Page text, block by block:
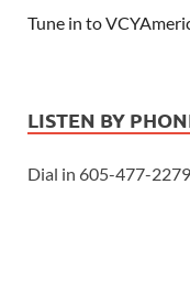
Tune in to
LISTEN BY
Dial in 605-477-2279